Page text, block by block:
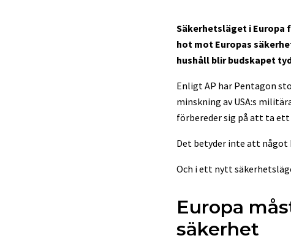
Säkerhetsläget i
hot mot Europas
hushåll blir budskapet
Enligt AP har Pentagon
minskning av USA:s
förbereder sig på att ta ett
Det betyder inte att något
Och i ett nytt
Europa
säkerhet